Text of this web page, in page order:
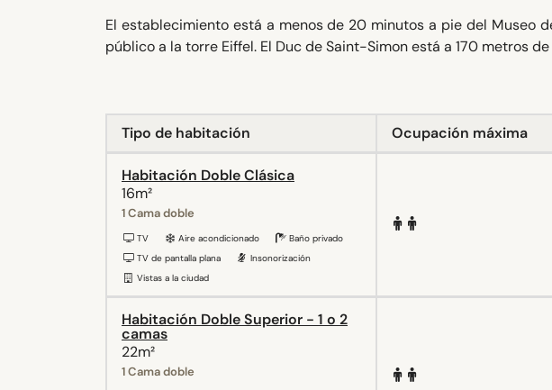
El establecimiento está a menos de 20 minutos a pie del Museo
público a la torre Eiffel. El Duc de Saint-Simon está a 170 metros
Tipo de habitación Ocupación máxima
Habitación Doble Clásica
16m²
1 Cama doble
TV Aire acondicionado
Baño privado
TV de pantalla plana
Insonorización
Vistas a la ciudad
Habitación Doble Superior - 1 o 2
camas
22m²
1 Cama doble